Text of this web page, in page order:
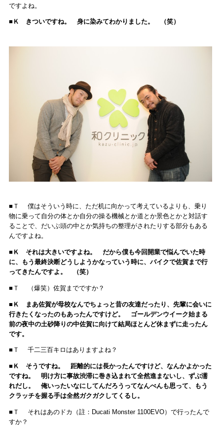
ですよね。
■Ｋ きついですね。 身に染みてわかりました。 （笑）
■Ｔ 僕はそういう時に、ただ机に向かって考えているよりも、乗り
物に乗って自分の体とか自分の操る機械とか道とか景色とかと対話す
ることで、だいぶ頭の中とか気持ちの整理がされたりする部分もある
んですよね。
■Ｋ それは大きいですよね。 だから僕も今回開業で悩んでいた時
に、もう最終決断どうしようかなっていう時に、バイクで佐賀まで行
ってきたんですよ。 （笑）
■Ｔ （爆笑）佐賀までですか？
■Ｋ まあ佐賀が母校なんでちょっと昔の友達だったり、先輩に会いに
行きたくなったのもあったんですけど。 ゴールデンウイーク始まる
前の夜中の土砂降りの中佐賀に向けて結局ほとんど休まずに走ったん
です。
■Ｔ 千二三百キロはありますよね？
■Ｋ そうですね。 距離的には長かったんですけど、なんかよかった
ですね。 明け方に事故渋滞に巻き込まれて全然進まないし、ずぶ濡
れだし。 俺いったいなにしてんだろうってなんべんも思って、もう
クラッチを握る手は全然ガクガクしてくるし。
■Ｔ それはあのドカ（註：Ducati Monster 1100EVO）で行ったんで
すか？